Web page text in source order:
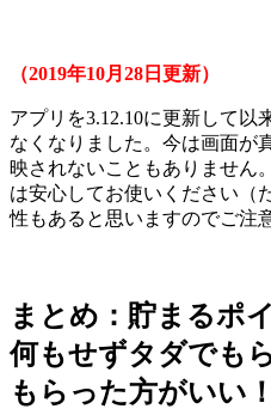
（2019年10月28日更新）
アプリを3.12.10に更新して以
なくなりました。今は画面が
映されないこともありません
は安心してお使いください（
性もあると思いますのでご注
まとめ：貯まるポ
何もせずタダでも
もらった方がいい